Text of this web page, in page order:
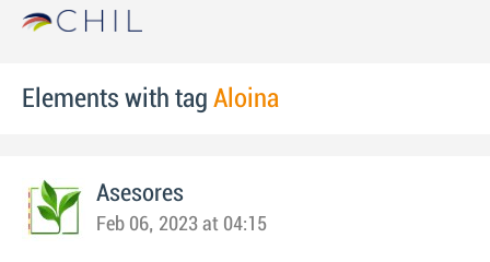
Elements with tag Aloina
Asesores
Feb 06, 2023 at 04:15